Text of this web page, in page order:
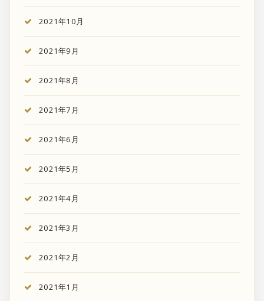
2021年10月
2021年9月
2021年8月
2021年7月
2021年6月
2021年5月
2021年4月
2021年3月
2021年2月
2021年1月